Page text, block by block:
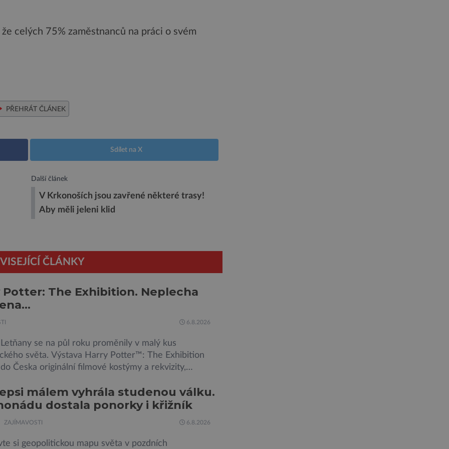
celých 75% zaměstnanců na práci o svém
PŘEHRÁT ČLÁNEK
Sdílet na X
Další článek
V Krkonoších jsou zavřené některé trasy!
Aby měli jeleni klid
ČLÁNKY
Potter: The Exhibition. Neplecha
6.8.2026
se na půl roku proměnily v malý kus
světa. Výstava Harry Potter™: The Exhibition
Česka originální filmové kostýmy a rekvizity,
na vlastní kůži. Nechte tedy mudlovské starosti
Neplecha byla zahájena. Dopis z Bradavic
málem vyhrála studenou válku.
dostala ponorky i křižník
ZAJÍMAVOSTI 6.8.2026
si geopolitickou mapu světa v pozdních